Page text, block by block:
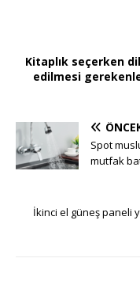
Kitaplık seçerken
edilmesi
Spot
mutfak
İkinci el güneş paneli